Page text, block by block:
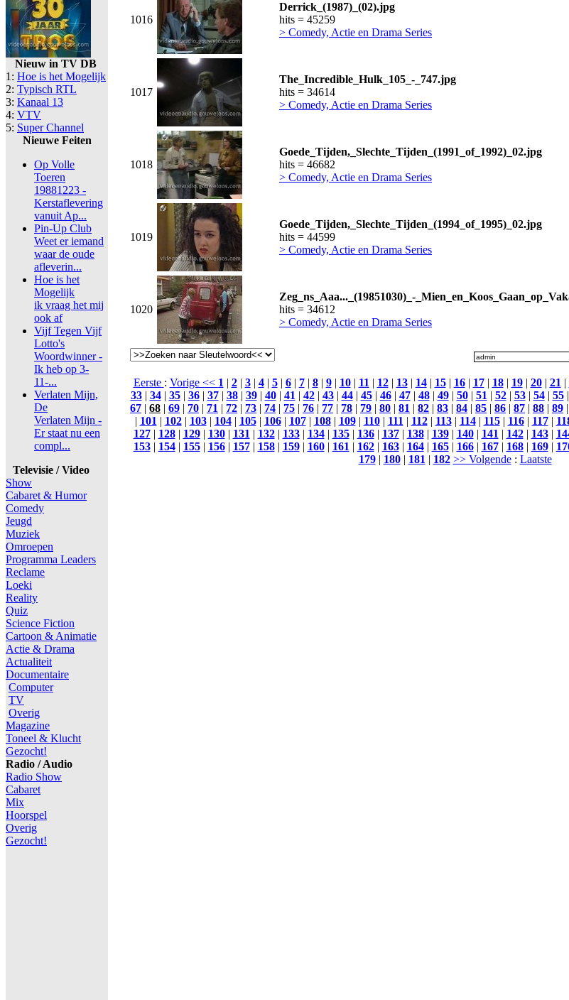
Nieuw in TV DB
1: Hoe is het Mogelijk
2: Typisch RTL
3: Kanaal 13
4: VTV
5: Super Channel
Nieuwe Feiten
Op Volle
Toeren
19881223 -
Kerstaflevering
vanuit Ap...
Pin-Up Club
Weet er iemand
waar de oude
afleverin...
Hoe is het
Mogelijk
ik vraag het mij
ook af
Vijf Tegen Vijf
Lotto's
Woordwinner -
Ik heb op 3-
11-...
Verlaten Mijn,
De
Verlaten Mijn -
Er staat nu een
compl...
Televisie / Video
Show
Cabaret & Humor
Comedy
Jeugd
Muziek
Omroepen
Programma Leaders
Reclame
Loeki
Reality
Quiz
Science Fiction
Cartoon & Animatie
Actie & Drama
Actualiteit
Documentaire
Computer
TV
Overig
Magazine
Toneel & Klucht
Gezocht!
Radio / Audio
Radio Show
Cabaret
Mix
Hoorspel
Overig
Gezocht!
1016
Derrick_(1987)_(02).jpg
hits = 45259
> Comedy, Actie en Drama Series
1017
The_Incredible_Hulk_105_-_747.jpg
hits = 34614
> Comedy, Actie en Drama Series
1018
Goede_Tijden,_Slechte_Tijden_(1991_of_1992)_02.jpg
hits = 46682
> Comedy, Actie en Drama Series
1019
Goede_Tijden,_Slechte_Tijden_(1994_of_1995)_02.jpg
hits = 44599
> Comedy, Actie en Drama Series
1020
Zeg_ns_Aaa..._(19851030)_-
hits = 34612
> Comedy, Actie en Drama Series
Eerste : Vorige << 1| 2| 3| 4| 5| 6| 7| 8| 9| 10| 11| 12| 13| 14| 15| 16| 17| 18| 19| 20| 21|
33| 34| 35| 36| 37| 38| 39| 40| 41| 42| 43| 44| 45| 46| 47| 48| 49| 50| 51| 52| 53| 54| 55|
67 | 68 | 69 | 70 | 71 | 72 | 73 | 74 | 75 | 76 | 77 | 78 | 79 | 80 | 81 | 82 | 83 | 84 | 85 | 86 | 87 | 88 | 89 |
| 101| 102| 103| 104| 105| 106| 107| 108| 109| 110| 111| 112| 113| 114| 115| 116| 117|
127| 128| 129| 130| 131| 132| 133| 134| 135| 136| 137| 138| 139| 140| 141| 142| 143|
153| 154| 155| 156| 157| 158| 159| 160| 161| 162| 163| 164| 165| 166| 167| 168| 169|
179| 180| 181| 182 >> Volgende: Laatste